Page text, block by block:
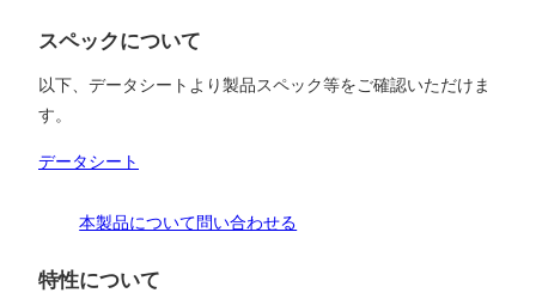
スペックについて
以下、データシートより製品スペック等をご確認いただけま
す。
データシート
本製品について問い合わせる
特性について